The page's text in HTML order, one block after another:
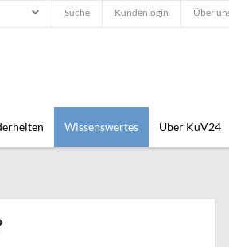
Suche Kundenlogin Über
Wissenswertes Über KuV24